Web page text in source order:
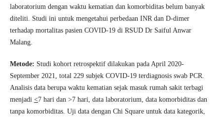
laboratorium dengan waktu kematian dan komorbiditas belum banyak
diteliti. Studi ini untuk mengetahui perbedaan INR dan D-dimer
terhadap mortalitas pasien COVID-19 di RSUD Dr Saiful Anwar
Malang.
Metode: Studi kohort retrospektif dilakukan pada April 2020-
September 2021, total 229 subjek COVID-19 terdiagnosis swab PCR.
Analisis data berupa waktu kematian sejak masuk rumah sakit terbagi
menjadi <7 hari dan >7 hari, data laboratorium, data komorbiditas dan
tanpa komorbiditas. Uji data dengan Chi Square untuk data kategorik,